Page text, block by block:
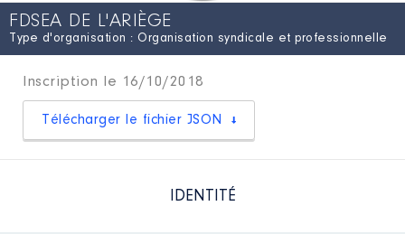
FDSEA DE L'ARIÈGE
Type d'organisation : Organisation syndicale et professionnelle
Inscription le 16/10/2018
Télécharger le fichier JSON
IDENTITÉ